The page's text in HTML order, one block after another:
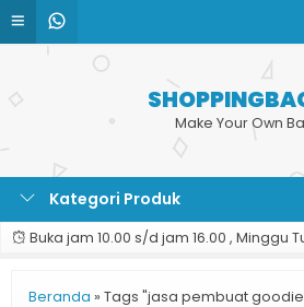
Make Your Own
Kategori Produk
Buka jam 10.00 s/d jam 16.00 , Minggu
Beranda » Tags "jasa pembuat